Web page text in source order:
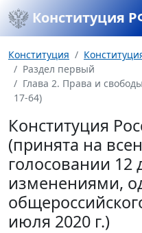
Конституция
Конституция
Раздел первый
Глава 2. Права и
17-64)
Конституция
(принята на
голосовании 12
изменениями,
июля 2020 г.)